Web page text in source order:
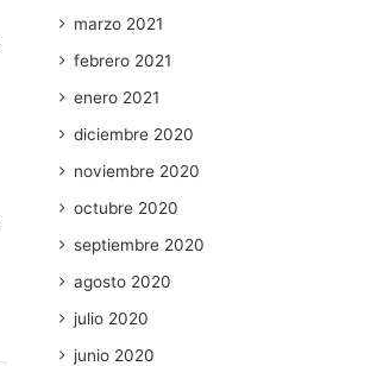
marzo 2021
febrero 2021
enero 2021
diciembre 2020
noviembre 2020
octubre 2020
septiembre 2020
agosto 2020
julio 2020
junio 2020